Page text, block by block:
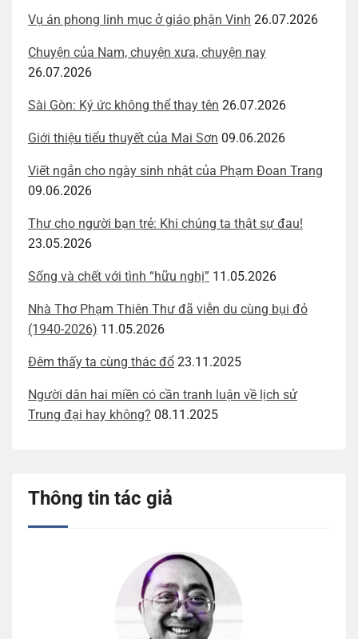
Vụ án phong linh mục ở giáo phận Vinh 26.07.2026
Chuyện của Nam, chuyện xưa, chuyện nay
26.07.2026
Sài Gòn: Ký ức không thể thay tên 26.07.2026
Giới thiệu tiểu thuyết của Mai Sơn 09.06.2026
Viết ngắn cho ngày sinh nhật của Phạm Đoan Trang
09.06.2026
Thư cho người bạn trẻ: Khi chúng ta thật sự đau!
23.05.2026
Sống và chết với tình “hữu nghị” 11.05.2026
Nhà Thơ Phạm Thiên Thư đã viễn du cùng bụi đỏ
(1940-2026) 11.05.2026
Đêm thấy ta cùng thác đổ 23.11.2025
Người dân hai miền có cần tranh luận về lịch sử
Trung đại hay không? 08.11.2025
Thông tin tác giả